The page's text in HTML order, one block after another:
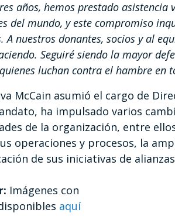
años, hemos prestado
del mundo, y este compromiso
A nuestros donantes, socios y al
Seguiré siendo la mayor
luchan contra el hambre en
McCain asumió el cargo de
ha impulsado varios
de la organización, entre
operaciones y procesos, la
de sus iniciativas de
Imágenes con
aquí